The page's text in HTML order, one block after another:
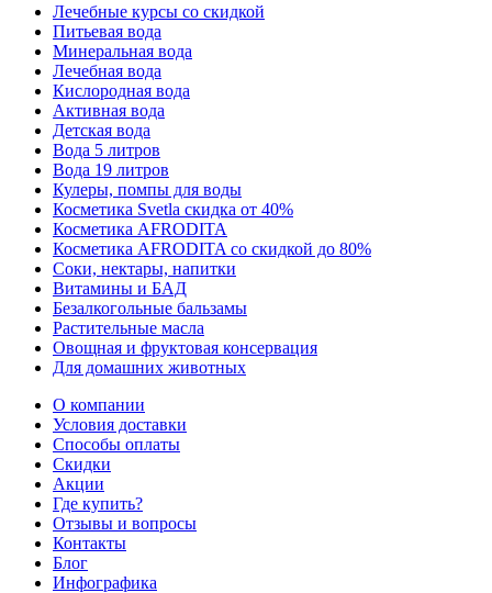
Лечебные курсы со скидкой
Питьевая вода
Минеральная вода
Лечебная вода
Кислородная вода
Активная вода
Детская вода
Вода 5 литров
Вода 19 литров
Кулеры, помпы для воды
Косметика Svetla скидка от 40%
Косметика AFRODITA
Косметика AFRODITA со скидкой до 80%
Соки, нектары, напитки
Витамины и БАД
Безалкогольные бальзамы
Растительные масла
Овощная и фруктовая консервация
Для домашних животных
О компании
Условия доставки
Способы оплаты
Скидки
Акции
Где купить?
Отзывы и вопросы
Контакты
Блог
Инфографика